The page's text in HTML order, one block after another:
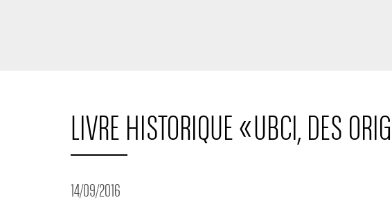
LIVRE HISTORIQUE « UBCI, DES
14/09/2016